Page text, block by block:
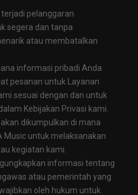
pelanggaran
segera dan tanpa
atau membatalkan
informasi pribadi Anda
pesanan untuk Layanan
sesuai dengan dan untuk
Kebijakan Privasi kami.
dikumpulkan di mana
Music untuk melaksanakan
kegiatan kami.
informasi tentang
atau pemerintah yang
oleh hukum untuk